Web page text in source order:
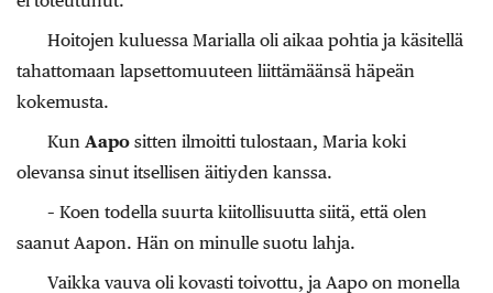
Hoitojen kuluessa Marialla oli aikaa pohtia ja käsitellä
tahattomaan lapsettomuuteen liittämäänsä häpeän
kokemusta.
Kun Aapo sitten ilmoitti tulostaan, Maria koki
olevansa sinut itsellisen äitiyden kanssa.
– Koen todella suurta kiitollisuutta siitä, että olen
saanut Aapon. Hän on minulle suotu lahja.
Vaikka vauva oli kovasti toivottu, ja Aapo on monella